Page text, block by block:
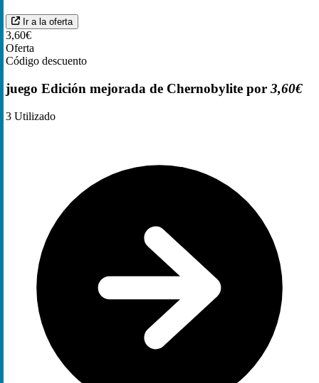
Ir a la oferta
3,60€
Oferta
Código descuento
juego Edición mejorada de Chernobylite por 3,60€
3 Utilizado